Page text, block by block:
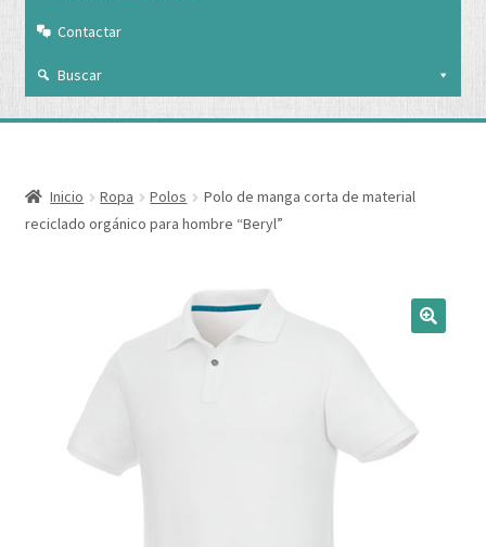
Contactar
Buscar
Nuestra empresa
Catálogo
hijo
Técnicas del grabado
Contactar
Buscar
Inicio Ropa Polos
Polo de manga corta de material
reciclado orgánico para hombre “Beryl”